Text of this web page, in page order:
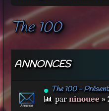
The 100
ANNONCES
The 100 -
par ninouee »